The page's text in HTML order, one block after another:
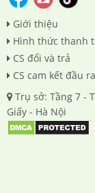
Giới thiệu
Hình thức thanh
CS đổi và trả
CS cam kết đầu ra
Trụ sở: Tầng 7 -
Giấy - Hà Nội